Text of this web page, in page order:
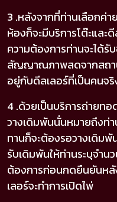
3 .หลังจากที่ท่านเลือกค่า
ห้องก็จะมีบริการโต๊ะและดี
ความต้องการท่านจะได้
สัญญาณภาพสดจากสถา
อยู่กับดีลเลอร์ที่เป็นคนจ
4 .ด้วยเป็นบริการถ่ายทอ
วางเดิมพันนั่นหมายถึงท่า
ทานก็จะต้องรอวางเดิมพั
รับเดิมพันให้ท่านระบุจำน
ต้องการก่อนกดยืนยันห
เลอร์จะทำการเปิดไพ่